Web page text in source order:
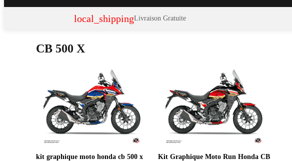
local_shippingLivraison Gratuite
CB 500 X
kit graphique moto honda cb 500 x
Kit Graphique Moto Run Honda CB